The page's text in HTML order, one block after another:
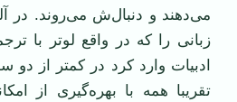
می‌دهند و دنبال‌ش می‌روند. در
زبانی را که در واقع لوتر با
ادبیات وارد کرد در کمتر از دو
تقریبا همه با بهره‌گیری از